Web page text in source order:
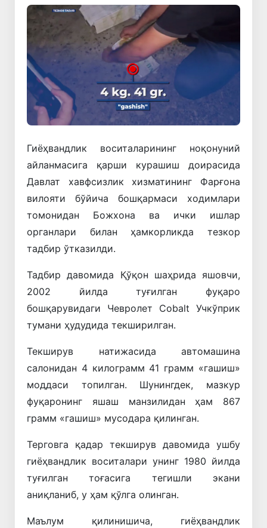
Гиёҳвандлик воситаларининг
ноқонуний
айланмасига
қарши курашиш
доирасида
Давлат
хавфсизлик хизматининг
Фарғона
вилояти
бўйича бошқармаси
ходимлари
томонидан
Божхона ва ички
ишлар
органлари
билан ҳамкорликда
тезкор
тадбир ўтказилди.
Тадбир давомида Қўқон шаҳрида яшовчи,
2002 йилда туғилган
фуқаро
бошқарувидаги
Чевролет Cobalt Учкўприк
тумани ҳудудида текширилган.
Текширув натижасида
автомашина
салонидан 4 килограмм 41 грамм «гашиш»
моддаси
топилган. Шунингдек, мазкур
фуқаронинг
яшаш манзилидан ҳам 867
грамм «гашиш» мусодара қилинган.
Терговга қадар текширув давомида ушбу
гиёҳвандлик воситалари унинг 1980 йилда
туғилган
тоғасига тегишли
экани
аниқланиб, у ҳам қўлга олинган.
Маълум қилинишича, гиёҳвандлик